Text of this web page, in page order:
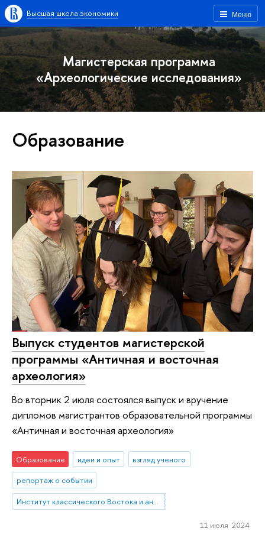
Меню
Высшая школа экономики
Магистерская программа
«Археологические исследования»
Образование
Выпуск студентов магистерской
программы «Античная и восточная
археология»
Во вторник 2 июля состоялся выпуск и вручение
дипломов магистрантов образовательной программы
«Античная и восточная археология»
Образование идеи и опыт
взгляд ученого
репортаж о событии
Институт классического Востока и античности
11 июля 2024